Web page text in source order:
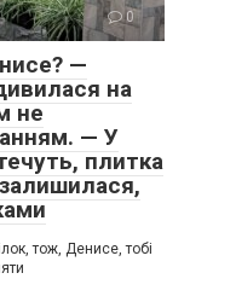
0
—
на
не
— У
плитка
тож, Денисе, тобі